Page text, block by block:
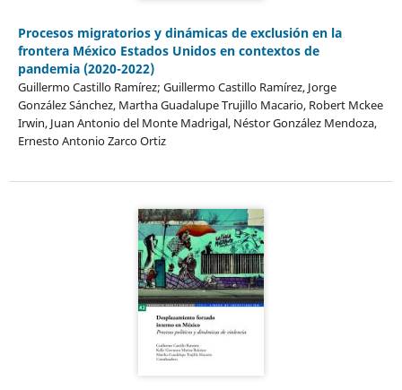
Procesos migratorios y dinámicas de exclusión en la
frontera México Estados Unidos en contextos de
pandemia (2020-2022)
Guillermo Castillo Ramírez; Guillermo Castillo Ramírez, Jorge
González Sánchez, Martha Guadalupe Trujillo Macario, Robert Mckee
Irwin, Juan Antonio del Monte Madrigal, Néstor González Mendoza,
Ernesto Antonio Zarco Ortiz